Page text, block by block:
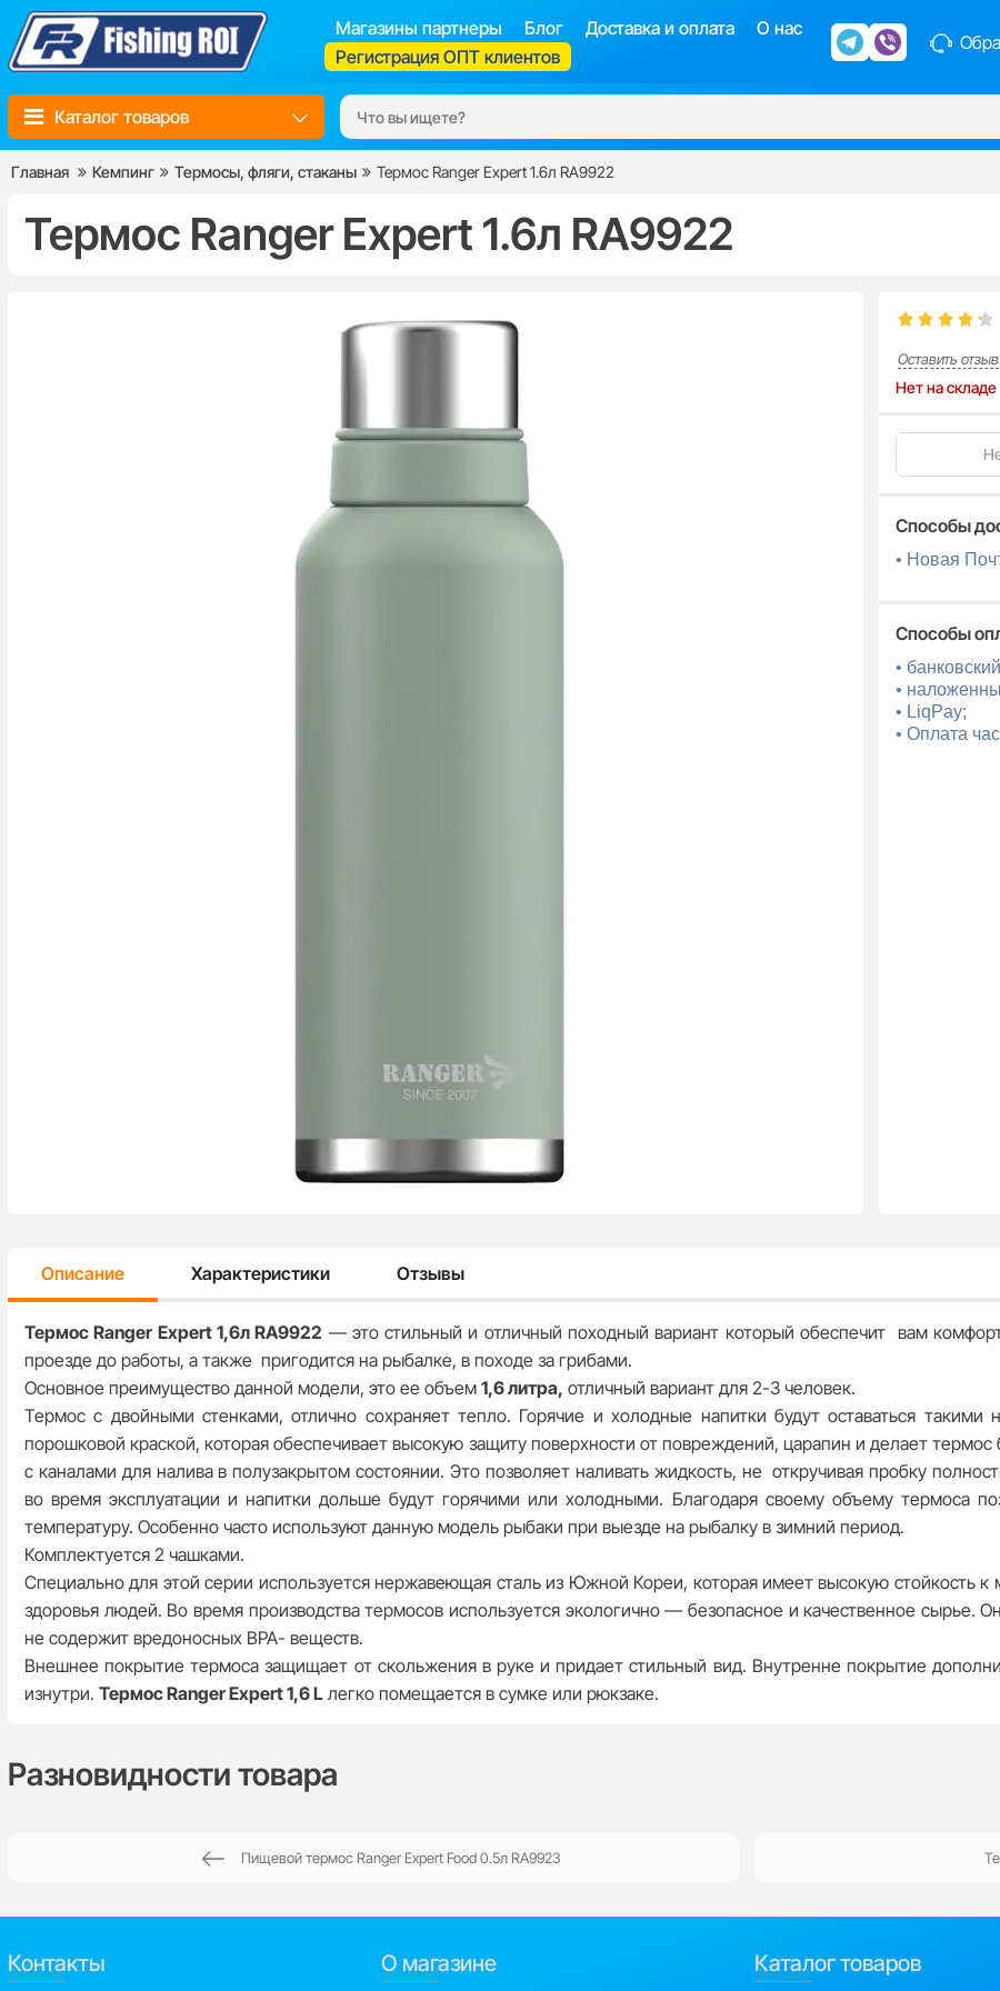
Магазины партнеры Блог Доставка и оплата
О нас
Регистрация ОПТ клиентов
Каталог товаров
Главная Кемпинг Термосы, фляги, стаканы Термос Ranger Expert 1.6л RA9922
Термос Ranger Expert 1.6л RA9922
Оставить отзыв
Нет на складе
Способы
• Новая
Способы
•
•
• LiqPay;
• Оплата
Описание Характеристики Отзывы
Термос Ranger Expert 1,6л RA9922 — это стильный и отличный походный вариант который обеспечит вам
проезде до работы, а также пригодится на рыбалке, в походе за грибами.
Основное преимущество данной модели, это ее объем 1,6 литра, отличный вариант для 2-3 человек.
Термос с двойными стенками, отлично сохраняет тепло. Горячие и холодные напитки будут оставаться
порошковой краской, которая обеспечивает высокую защиту поверхности от повреждений, царапин и делает
с каналами для налива в полузакрытом состоянии. Это позволяет наливать жидкость, не откручивая пробку
во время эксплуатации и напитки дольше будут горячими или холодными. Благодаря своему объему термоса
температуру. Особенно часто используют данную модель рыбаки при выезде на рыбалку в зимний период.
Комплектуется 2 чашками.
Специально для этой серии используется нержавеющая сталь из Южной Кореи, которая имеет высокую стойкость
здоровья людей. Во время производства термосов используется экологично — безопасное и качественное
не содержит вредоносных ВРА- веществ.
Внешнее покрытие термоса защищает от скольжения в руке и придает стильный вид. Внутренне покрытие
изнутри. Термос Ranger Expert 1,6 L легко помещается в сумке или рюкзаке.
Разновидности товара
Пищевой термос Ranger Expert Food 0.5л RA9923
Контакты О магазине Каталог товаров